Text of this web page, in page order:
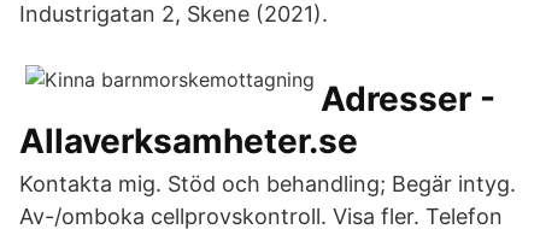
Industrigatan 2, Skene (2021).
Adresser -
Allaverksamheter.se
Kontakta mig. Stöd och behandling; Begär intyg.
Av-/omboka cellprovskontroll. Visa fler. Telefon